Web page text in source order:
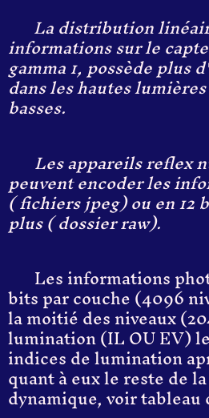
La distribution
informations sur le
gamma 1, possède plus
dans les hautes
basses.
Les appareils reflex
peuvent encoder les
( fichiers jpeg) ou en 12
plus ( dossier raw).
Les informations
bits par couche (4096
la moitié des niveaux
lumination (IL OU EV)
indices de lumination
quant à eux le reste de
dynamique, voir tableau